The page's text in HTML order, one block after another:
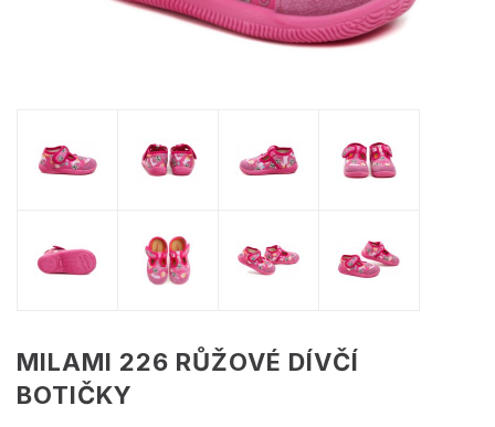
MILAMI 226 RŮŽOVÉ DÍVČÍ
BOTIČKY